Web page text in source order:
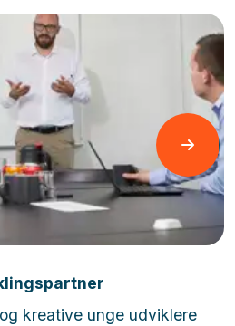
Læs mere
kreative unge udviklere